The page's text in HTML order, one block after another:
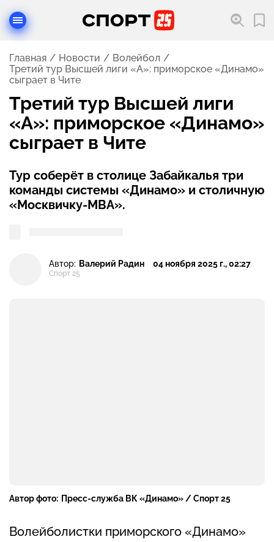
Главная Новости
Волейбол
Третий тур Высшей лиги «А»: приморское «Динамо»
сыграет в Чите
Третий тур Высшей лиги
«А»: приморское «Динамо»
сыграет в Чите
Тур соберёт в столице Забайкалья три
команды системы «Динамо» и столичную
«Москвичку-МВА».
Автор: Валерий Радин
Спорт 25
04 ноября 2025 г., 02:27
Автор фото: Пресс-служба ВК «Динамо» / Спорт 25
Волейболистки приморского «Динамо»